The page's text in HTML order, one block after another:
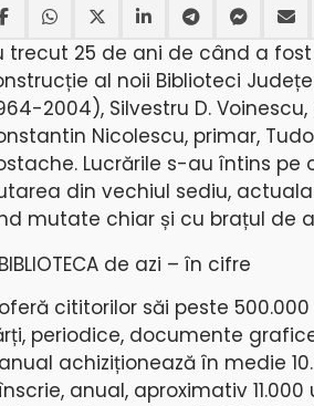
trecut 25 de ani de când a
al noii Biblioteci
2004), Silvestru D.
Nicolescu, primar,
Lucrările s-au întins
din vechiul sediu,
mutate chiar și cu brațul de
BIBLIOTECA de azi – în cifre
cititorilor săi peste
periodice, documente
achiziționează în medie
anual, aproximativ 11.000